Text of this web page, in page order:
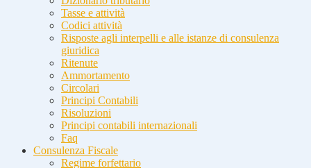
Tasse e attività
Codici attività
Risposte agli interpelli e alle istanze di consulenza
giuridica
Ritenute
Ammortamento
Circolari
Principi Contabili
Risoluzioni
Principi contabili internazionali
Faq
Consulenza Fiscale
Regime forfettario